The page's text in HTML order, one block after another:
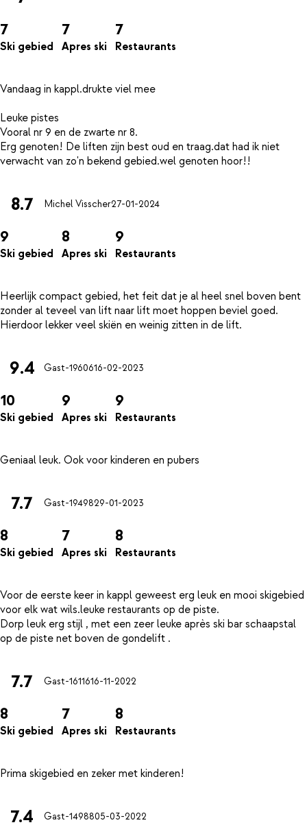
7
Ski gebied
7
Apres ski
7
Restaurants
Vandaag in kappl.drukte viel mee
Leuke pistes
Vooral nr 9 en de zwarte nr 8.
Erg genoten! De liften zijn best oud en traag.dat had ik niet
8.7 Michel Visscher27-01-2024
9
Ski gebied
8
Apres ski
9
Restaurants
Heerlijk compact gebied, het feit dat je al heel snel boven bent
zonder al teveel van lift naar lift moet hoppen beviel goed.
9.4 Gast-1960616-02-2023
10
Ski gebied
9
Apres ski
9
Restaurants
7.7 Gast-1949829-01-2023
8
Ski gebied
7
Apres ski
8
Restaurants
Voor de eerste keer in kappl geweest erg leuk en mooi skigebied
voor elk wat wils.leuke restaurants op de piste.
Dorp leuk erg stijl , met een zeer leuke après ski bar schaapstal
7.7 Gast-1611616-11-2022
8
Ski gebied
7
Apres ski
8
Restaurants
7.4 Gast-1498805-03-2022